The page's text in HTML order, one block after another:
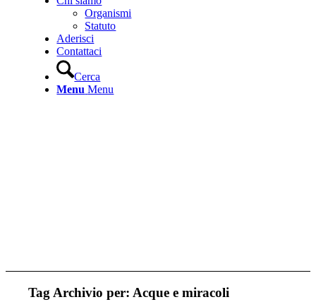
Organismi
Statuto
Aderisci
Contattaci
Cerca
Menu Menu
Tag Archivio per: Acque e miracoli